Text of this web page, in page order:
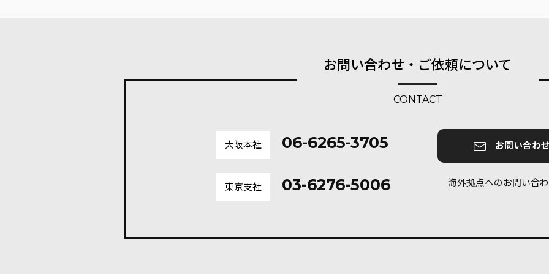
お問い合わせ・ご依頼について
CONTACT
大阪本社 06-6265-3705
東京支社 03-6276-5006
お問い合わ
海外拠点へのお問い合